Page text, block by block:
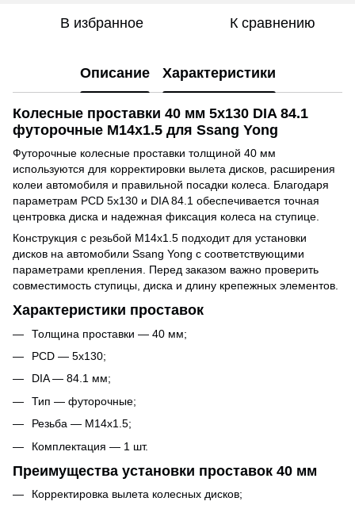
В избранное К сравнению
Описание Характеристики
Колесные проставки 40 мм 5x130 DIA 84.1
футорочные M14x1.5 для Ssang Yong
Футорочные колесные проставки толщиной 40 мм
используются для корректировки вылета дисков, расширения
колеи автомобиля и правильной посадки колеса. Благодаря
параметрам PCD 5x130 и DIA 84.1 обеспечивается точная
центровка диска и надежная фиксация колеса на ступице.
Конструкция с резьбой M14x1.5 подходит для установки
дисков на автомобили Ssang Yong с соответствующими
параметрами крепления. Перед заказом важно проверить
совместимость ступицы, диска и длину крепежных элементов.
Характеристики проставок
Толщина проставки — 40 мм;
PCD — 5x130;
DIA — 84.1 мм;
Тип — футорочные;
Резьба — M14x1.5;
Комплектация — 1 шт.
Преимущества установки проставок 40 мм
Корректировка вылета колесных дисков;